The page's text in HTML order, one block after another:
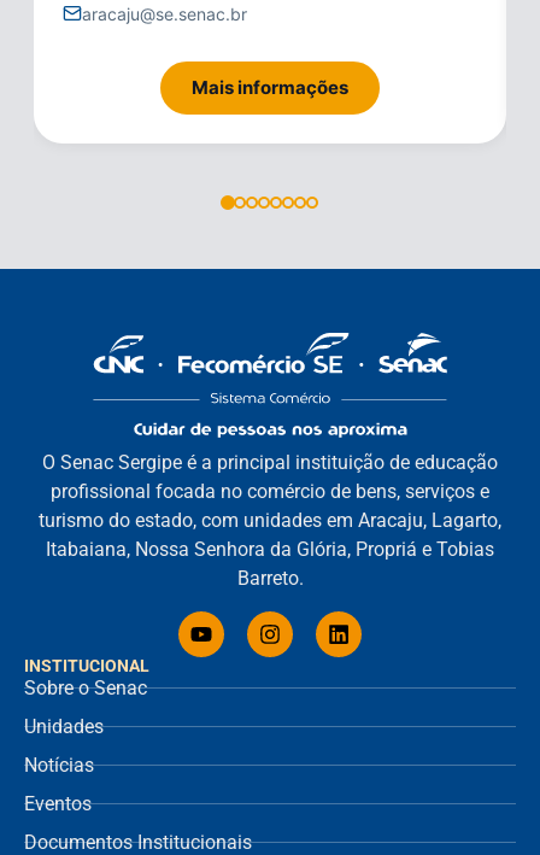
aracaju@se.senac.br
Mais informações
INSTITUCIONAL
Sobre o Senac
Unidades
Notícias
Eventos
Documentos Institucionais
O Senac Sergipe é a principal instituição de educação
profissional focada no comércio de bens, serviços e
turismo do estado, com unidades em Aracaju, Lagarto,
Itabaiana, Nossa Senhora da Glória, Propriá e Tobias
Barreto.